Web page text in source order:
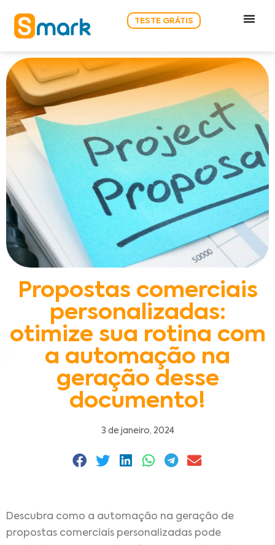
TESTE GRÁTIS
Propostas comerciais
personalizadas:
otimize sua rotina com
a automação na
geração desse
documento!
3 de janeiro, 2024
Descubra como a automação na geração de
propostas comerciais personalizadas pode